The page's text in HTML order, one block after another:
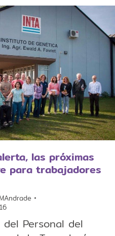
las próximas
para trabajadores
MAndrade
Personal del